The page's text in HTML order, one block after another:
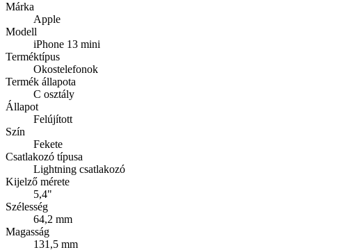
Márka
Apple
Modell
iPhone 13 mini
Terméktípus
Okostelefonok
Termék állapota
C osztály
Állapot
Felújított
Szín
Fekete
Csatlakozó típusa
Lightning csatlakozó
Kijelző mérete
5,4"
Szélesség
64,2 mm
Magasság
131,5 mm